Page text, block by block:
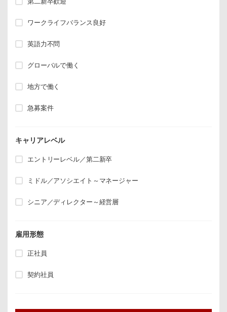
ワークライフバランス良好
英語力不問
グローバルで働く
地方で働く
急募案件
キャリアレベル
エントリーレベル／第二新卒
ミドル／アソシエイト～マネージャー
シニア／ディレクター～経営層
雇用形態
正社員
契約社員